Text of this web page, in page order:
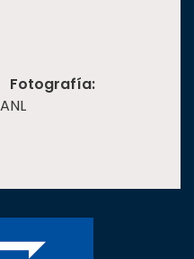
Fotografía: